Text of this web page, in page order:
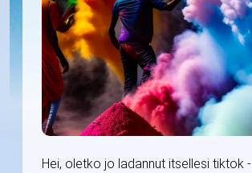
Hei, oletko jo ladannut itsellesi tiktok -